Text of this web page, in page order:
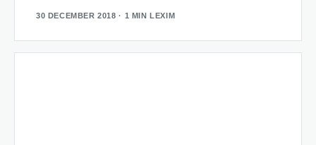
30 DECEMBER 2018 · 1 MIN LEXIM